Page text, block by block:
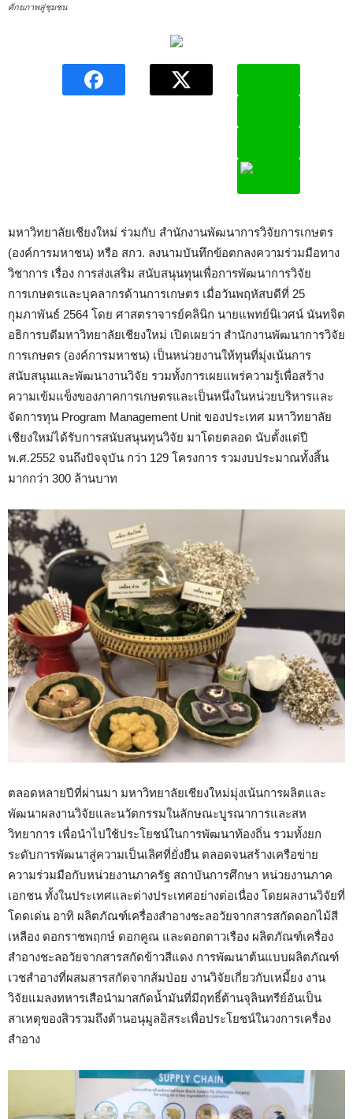
ศักยภาพสู่ชุมชน
มหาวิทยาลัยเชียงใหม่ ร่วมกับ สำนักงานพัฒนาการวิจัยการเกษตร
(องค์การมหาชน) หรือ สกว. ลงนามบันทึกข้อตกลงความร่วมมือทาง
วิชาการ เรื่อง การส่งเสริม สนับสนุนทุนเพื่อการพัฒนาการวิจัย
การเกษตรและบุคลากรด้านการเกษตร เมื่อวันพฤหัสบดีที่ 25
กุมภาพันธ์ 2564 โดย ศาสตราจารย์คลินิก นายแพทย์นิเวศน์ นันทจิต
อธิการบดีมหาวิทยาลัยเชียงใหม่ เปิดเผยว่า สำนักงานพัฒนาการวิจัย
การเกษตร (องค์การมหาชน) เป็นหน่วยงานให้ทุนที่มุ่งเน้นการ
สนับสนุนและพัฒนางานวิจัย รวมทั้งการเผยแพร่ความรู้เพื่อสร้าง
ความเข้มแข็งของภาคการเกษตรและเป็นหนึ่งในหน่วยบริหารและ
จัดการทุน Program Management Unit ของประเทศ มหาวิทยาลัย
เชียงใหม่ได้รับการสนับสนุนทุนวิจัย มาโดยตลอด นับตั้งแต่ปี
พ.ศ.2552 จนถึงปัจจุบัน กว่า 129 โครงการ รวมงบประมาณทั้งสิ้น
มากกว่า 300 ล้านบาท
ตลอดหลายปีที่ผ่านมา มหาวิทยาลัยเชียงใหม่มุ่งเน้นการผลิตและ
พัฒนาผลงานวิจัยและนวัตกรรมในลักษณะบูรณาการและสห
วิทยาการ เพื่อนำไปใช้ประโยชน์ในการพัฒนาท้องถิ่น รวมทั้งยก
ระดับการพัฒนาสู่ความเป็นเลิศที่ยั่งยืน ตลอดจนสร้างเครือข่าย
ความร่วมมือกับหน่วยงานภาครัฐ สถาบันการศึกษา หน่วยงานภาค
เอกชน ทั้งในประเทศและต่างประเทศอย่างต่อเนื่อง โดยผลงานวิจัยที่
โดดเด่น อาทิ ผลิตภัณฑ์เครื่องสำอางชะลอวัยจากสารสกัดดอกไม้สี
เหลือง ดอกราชพฤกษ์ ดอกคูณ และดอกดาวเรือง ผลิตภัณฑ์เครื่อง
สำอางชะลอวัยจากสารสกัดข้าวสีแดง การพัฒนาต้นแบบผลิตภัณฑ์
เวชสำอางที่ผสมสารสกัดจากส้มป่อย งานวิจัยเกี่ยวกับเหมี้ยง งาน
วิจัยแมลงทหารเสือนำมาสกัดน้ำมันที่มีฤทธิ์ต้านจุลินทรีย์อันเป็น
สาเหตุของสิวรวมถึงต้านอนุมูลอิสระเพื่อประโยชน์ในวงการเครื่อง
สำอาง